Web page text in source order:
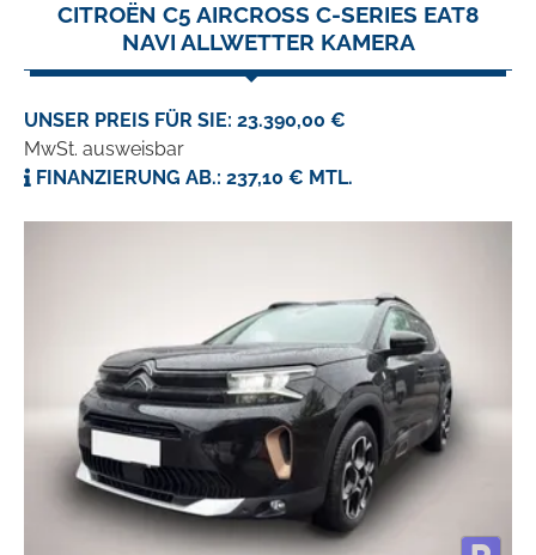
CITROËN C5 AIRCROSS C-SERIES EAT8
NAVI ALLWETTER KAMERA
UNSER PREIS FÜR SIE: 23.390,00 €
MwSt. ausweisbar
FINANZIERUNG AB.: 237,10 € MTL.